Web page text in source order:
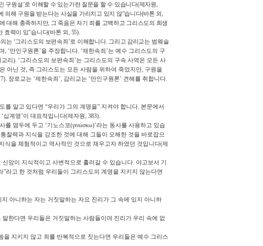
구원설 ’로 이해할 수 있는가란 질문을 할 수 있습니다(제자원,
의해 구원을 받는다는 사실을 가리치고 있지 않”습니다(바톤 외,
대해 충족하지만, 그 죽음은 자기 죄를 고백하고 그리스도의 희생
효력이 있”습니다(바톤 외, 55).
는 ‘그리스도의 보편속죄 ’로 이해합니다. 그리고 감리교는 범웨슬
, ‘만인구원론’을 주장합니다. ‘제한속죄 ’는 예수 그리스도의 구
리 ). ‘그리스도의 보편속죄 ’는 그리스도의 구속 사역은 모든 사
아닌 것, 즉 그리스도는 모든 사람을 위하여 죽었지만, 구원을
장로교는 ‘제한속죄 ’, 감리교는 ‘만인구원론’ 견해를 취합니다.
를 알고 있다면 “우리가 그의 계명을” 지켜야 합니다. 본문에서
‘십계명’이 대표적입니다(제자원, 383).
를 염두에 두고 ‘기노스코(γινώσκω)’라는 동사를 사용하고 있습
찰력과 지식을 강조한 것에 대해 그들이 오해한 것을 바로잡으
식을 체험적이고 역사적인 것으로 채우고자 하였던 것입니다(제
앙이 지식적이고 사변적으로 흘러갈 수 있습니다. 야고보서 기
”라고 한 것처럼 우리들이 그리스도의 계명을 지키지 않는다면
아니하는 자는 거짓말하는 자요 진리가 그 속에 있지 아니하
한다면 우리들은 거짓말하는 사람들이며 진리가 우리 속에 없
을 지키지 않고 죄를 반복적으로 짓는다면 우리들은 예수 그리스